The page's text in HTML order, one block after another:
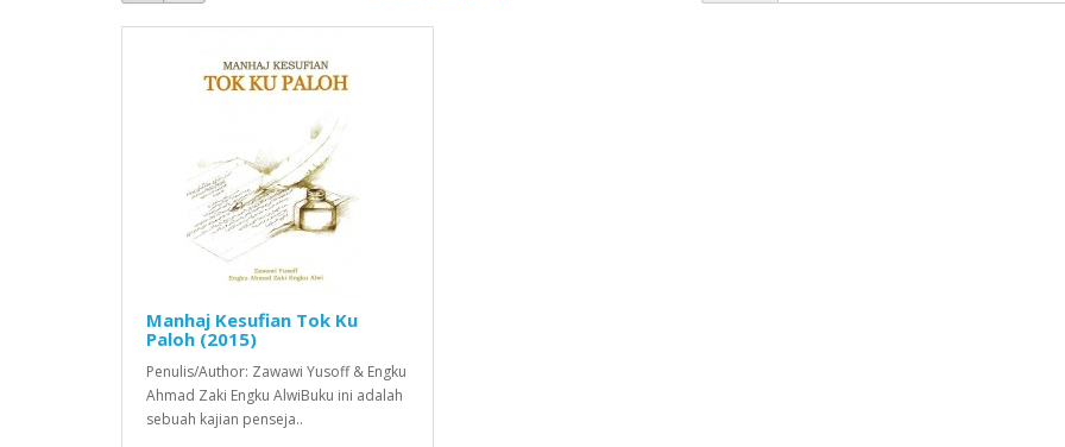
Manhaj Kesufian Tok Ku
Paloh (2015)
Penulis/Author: Zawawi Yusoff & Engku
Ahmad Zaki Engku AlwiBuku ini adalah
sebuah kajian penseja..